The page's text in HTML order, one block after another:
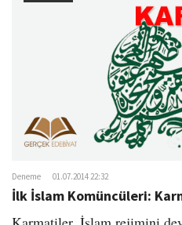
Deneme 01.07.2014 22:32
İlk İslam Komüncüleri: